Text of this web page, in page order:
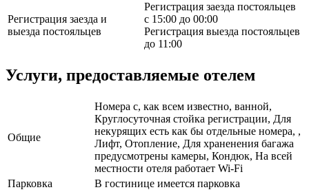
Регистрация заезда и
выезда постояльцев
Регистрация заезда постояльцев
с 15:00 до 00:00
Регистрация выезда постояльцев
до 11:00
Услуги, предоставляемые отелем
Общие
Номера с, как всем известно, ванной,
Круглосуточная стойка регистрации, Для
некурящих есть как бы отдельные номера, ,
Лифт, Отопление, Для храненения багажа
предусмотрены камеры, Кондюк, На всей
местности отеля работает Wi-Fi
Парковка
В гостинице имеется парковка